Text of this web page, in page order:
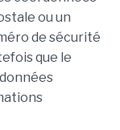
ou un
de sécurité
que le